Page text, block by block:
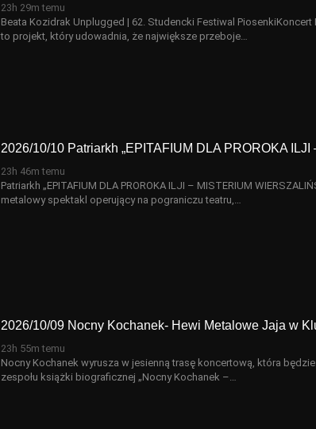
23h 29m temu
Beata Kozidrak Unplugged | 62. Studencki Festiwal
to projekt, który udowadnia, że największe przeboje…
2026/10/10 Patriarkh „EPITAFIUM DLA PROROKA
23h 46m temu
Patriarkh „EPITAFIUM DLA PROROKA ILJI – MISTERIUM
metalowy spektakl operujący na pograniczu teatru,…
2026/10/09 Nocny Kochanek- Hewi Metalowe Jaja w
23h 55m temu
Nocny Kochanek wyrusza w jesienną trasę koncertową, która
zespołu książki biograficznej „Nocny Kochanek –…